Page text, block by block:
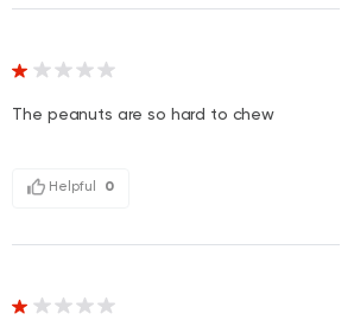
The peanuts are so hard to chew
Helpful 0